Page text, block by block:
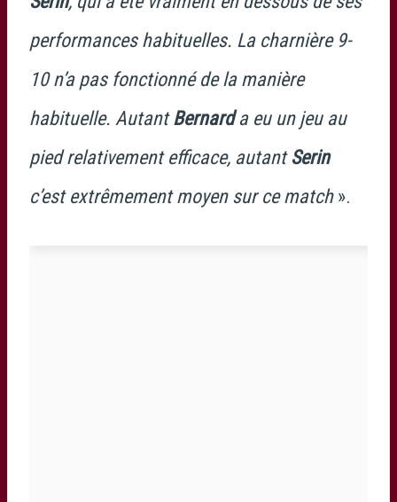
performances habituelles. La charnière 9-
10 n’a pas fonctionné de la manière
habituelle. Autant Bernarda eu un jeu au
pied relativement efficace, autant Serin
c’est extrêmement moyen sur ce match».